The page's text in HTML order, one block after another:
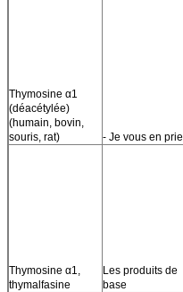
Thymosine α1
(déacétylée)
(humain, bovin,
souris, rat)
- Je vous en prie.
Thymosine α1,
thymalfasine
Les produits de
base